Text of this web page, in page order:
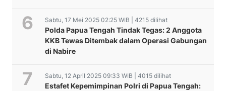
Sabtu, 17 Mei 2025 02:25 WIB | 4215 dilihat
Polda Papua Tengah Tindak Tegas: 2 Anggota
KKB Tewas Ditembak dalam Operasi Gabungan
di Nabire
Sabtu, 12 April 2025 09:33 WIB | 4015 dilihat
Estafet Kepemimpinan Polri di Papua Tengah: